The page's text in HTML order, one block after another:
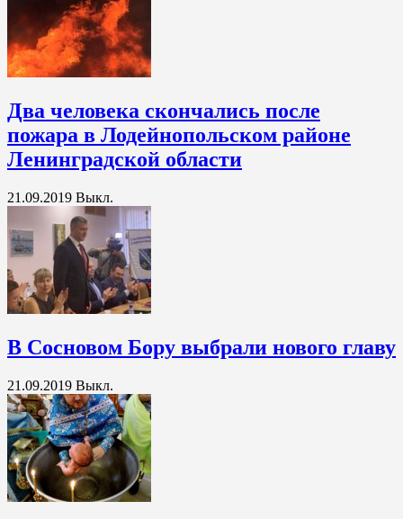
Два человека скончались после
пожара в Лодейнопольском районе
Ленинградской области
21.09.2019 Выкл.
В Сосновом Бору выбрали нового главу
21.09.2019 Выкл.